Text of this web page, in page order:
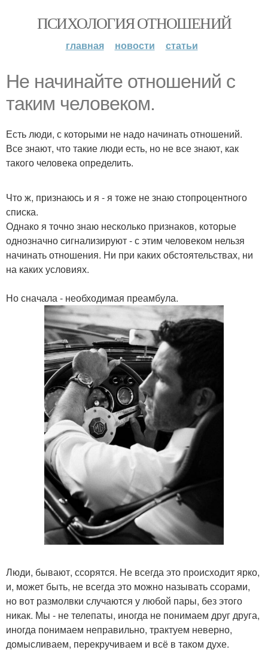
ПСИХОЛОГИЯ ОТНОШЕНИЙ
главная новости статьи
Не начинайте отношений с
таким человеком.
Есть люди, с которыми не надо начинать отношений.
Все знают, что такие люди есть, но не все знают, как
такого человека определить.
Что ж, признаюсь и я - я тоже не знаю стопроцентного
списка.
Однако я точно знаю несколько признаков, которые
однозначно сигнализируют - с этим человеком нельзя
начинать отношения. Ни при каких обстоятельствах, ни
на каких условиях.
Но сначала - необходимая преамбула.
Люди, бывают, ссорятся. Не всегда это происходит ярко,
и, может быть, не всегда это можно называть ссорами,
но вот размолвки случаются у любой пары, без этого
никак. Мы - не телепаты, иногда не понимаем друг друга,
иногда понимаем неправильно, трактуем неверно,
домысливаем, перекручиваем и всё в таком духе.